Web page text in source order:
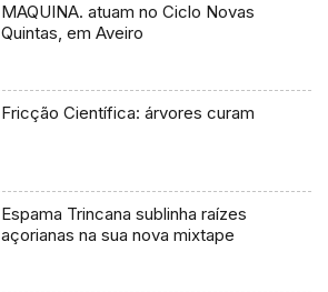
MAQUINA. atuam no Ciclo Novas
Quintas, em Aveiro
Fricção Científica: árvores curam
Espama Trincana sublinha raízes
açorianas na sua nova mixtape